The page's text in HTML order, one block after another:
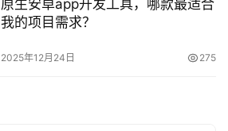
原生安卓app开发工具，哪款最适合
我的项目需求？
2025年12月24日 275